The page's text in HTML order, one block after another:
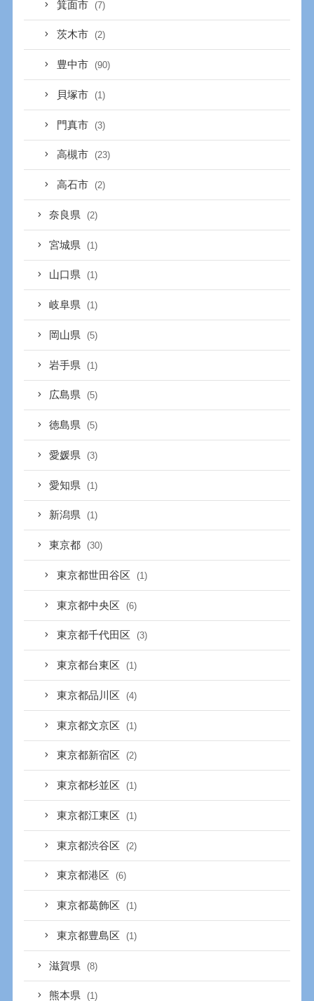
箕面市 (7)
茨木市 (2)
豊中市 (90)
貝塚市 (1)
門真市 (3)
高槻市 (23)
高石市 (2)
奈良県 (2)
宮城県 (1)
山口県 (1)
岐阜県 (1)
岡山県 (5)
岩手県 (1)
広島県 (5)
徳島県 (5)
愛媛県 (3)
愛知県 (1)
新潟県 (1)
東京都 (30)
東京都世田谷区 (1)
東京都中央区 (6)
東京都千代田区 (3)
東京都台東区 (1)
東京都品川区 (4)
東京都文京区 (1)
東京都新宿区 (2)
東京都杉並区 (1)
東京都江東区 (1)
東京都渋谷区 (2)
東京都港区 (6)
東京都葛飾区 (1)
東京都豊島区 (1)
滋賀県 (8)
熊本県 (1)